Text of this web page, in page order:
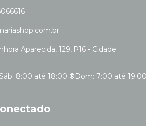
Aparecida, 129, P16 - Cidade: